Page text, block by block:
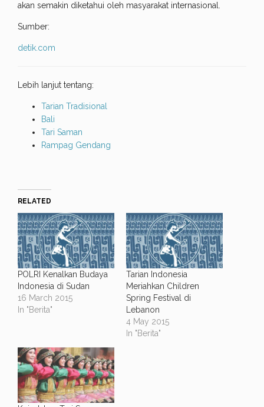
akan semakin diketahui oleh masyarakat internasional.
Sumber:
detik.com
Lebih lanjut tentang:
Tarian Tradisional
Bali
Tari Saman
Rampag Gendang
RELATED
POLRI Kenalkan Budaya
Indonesia di Sudan
16 March 2015
In "Berita"
Tarian Indonesia
Meriahkan Children
Spring Festival di
Lebanon
4 May 2015
In "Berita"